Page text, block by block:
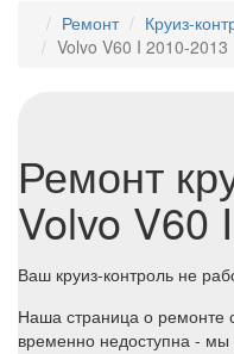
Ремонт Круиз-
Volvo V60 I 2010-2013
Ремонт
Volvo V60
Ваш круиз-контроль не
Наша страница о ремонте
временно недоступна -